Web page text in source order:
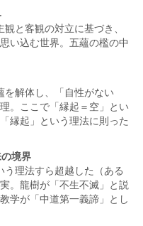
観と客観の対立に基づき、
い込む世界。五蘊の檻の中
を解体し、「自性がない
。ここで「縁起＝空」とい
縁起」という理法に則った
境界
う理法すら超越した（ある
。龍樹が「不生不滅」と説
学が「中道第一義諦」とし